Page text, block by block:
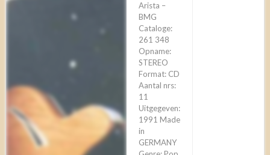
Arista ‎–
BMG
Cataloge:
261 348
Opname:
STEREO
Format: CD
Aantal nrs:
11
Uitgegeven:
1991 Made
in
GERMANY